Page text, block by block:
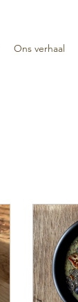
Ons verhaal